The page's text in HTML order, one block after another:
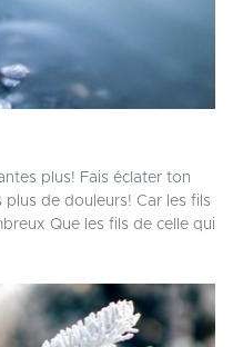
plus! Fais éclater ton
de douleurs! Car les fils
Que les fils de celle qui